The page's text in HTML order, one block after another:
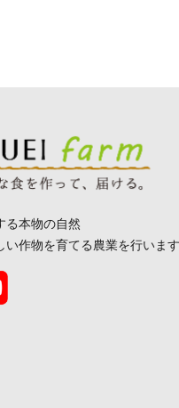
る本物の自然
い作物を育てる農業を行います